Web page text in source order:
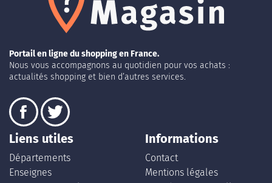
Portail en ligne du shopping en France.
Nous vous accompagnons au quotidien pour vos achats :
actualités shopping et bien d’autres services.
Liens utiles
Départements
Enseignes
Informations
Contact
Mentions légales